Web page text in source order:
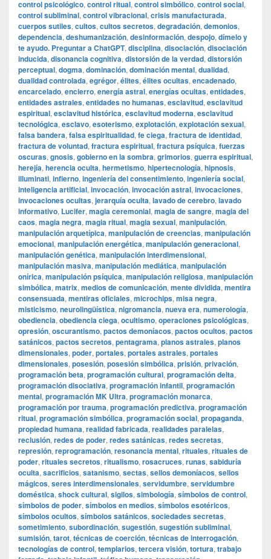
control psicológico, control ritual, control simbólico, control social,
control subliminal, control vibracional, crisis manufacturada,
cuerpos sutiles, cultos, cultos secretos, degradación, demonios,
dependencia, deshumanización, desinformación, despojo, dímelo y
te ayudo. Preguntar a ChatGPT, disciplina, disociación, disociación
inducida, disonancia cognitiva, distorsión de la verdad, distorsión
perceptual, dogma, dominación, dominación mental, dualidad,
dualidad controlada, egrégor, élites, élites ocultas, encadenado,
encarcelado, encierro, energía astral, energías ocultas, entidades,
entidades astrales, entidades no humanas, esclavitud, esclavitud
espiritual, esclavitud histórica, esclavitud moderna, esclavitud
tecnológica, esclavo, esoterismo, explotación, explotación sexual,
falsa bandera, falsa espiritualidad, fe ciega, fractura de identidad,
fractura de voluntad, fractura espiritual, fractura psíquica, fuerzas
oscuras, gnosis, gobierno en la sombra, grimorios, guerra espiritual,
herejía, herencia oculta, hermetismo, hipertecnología, hipnosis,
illuminati, infierno, ingeniería del consentimiento, ingeniería social,
inteligencia artificial, invocación, invocación astral, invocaciones,
invocaciones ocultas, jerarquía oculta, lavado de cerebro, lavado
informativo, Lucifer, magia ceremonial, magia de sangre, magia del
caos, magia negra, magia ritual, magia sexual, manipulación,
manipulación arquetípica, manipulación de creencias, manipulación
emocional, manipulación energética, manipulación generacional,
manipulación genética, manipulación interdimensional,
manipulación masiva, manipulación mediática, manipulación
onírica, manipulación psíquica, manipulación religiosa, manipulación
simbólica, matrix, medios de comunicación, mente dividida, mentira
consensuada, mentiras oficiales, microchips, misa negra,
misticismo, neurolingüística, nigromancia, nueva era, numerología,
obediencia, obediencia ciega, ocultismo, operaciones psicológicas,
opresión, oscurantismo, pactos demoníacos, pactos ocultos, pactos
satánicos, pactos secretos, pentagrama, planos astrales, planos
dimensionales, poder, portales, portales astrales, portales
dimensionales, posesión, posesión simbólica, prisión, privación,
programación beta, programación cultural, programación delta,
programación disociativa, programación infantil, programación
mental, programación MK Ultra, programación monarca,
programación por trauma, programación predictiva, programación
ritual, programación simbólica, programación social, propaganda,
propiedad humana, realidad fabricada, realidades paralelas,
reclusión, redes de poder, redes satánicas, redes secretas,
represión, reprogramación, resonancia mental, rituales, rituales de
poder, rituales secretos, ritualismo, rosacruces, runas, sabiduría
oculta, sacrificios, satanismo, sectas, sellos demoníacos, sellos
mágicos, seres interdimensionales, servidumbre, servidumbre
doméstica, shock cultural, sigilos, simbología, símbolos de control,
símbolos de poder, símbolos en medios, símbolos esotéricos,
símbolos ocultos, símbolos satánicos, sociedades secretas,
sometimiento, subordinación, sugestión, sugestión subliminal,
sumisión, tarot, técnicas de coerción, técnicas de interrogación,
tecnologías de control, templarios, tercera visión, tortura, trabajo